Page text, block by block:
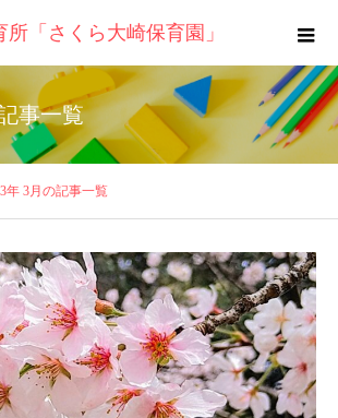
「さくら大崎保育園」
事一覧
年 3月の記事一覧